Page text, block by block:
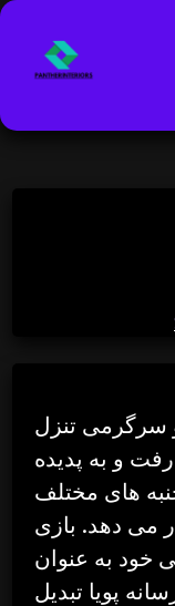
سرگرمی تنزل
رفت و به پدیده
های مختلف
می دهد. بازی
خود به عنوان
پویا تبدیل